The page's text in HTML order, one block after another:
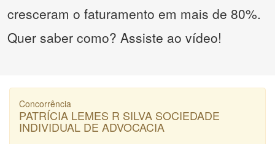
cresceram o faturamento em mais de 80%.
Quer saber como? Assiste ao vídeo!
Concorrência
PATRÍCIA LEMES R SILVA SOCIEDADE
INDIVIDUAL DE ADVOCACIA